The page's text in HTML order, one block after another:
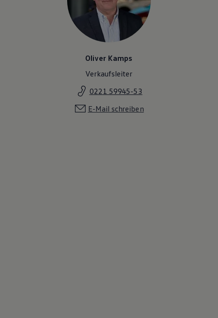
Oliver Kamps
Verkaufsleiter
0221 59945-53
E-Mail schreiben